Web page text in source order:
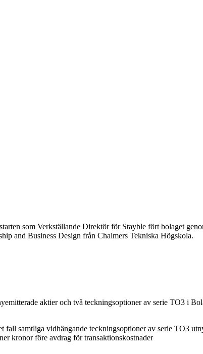
som Verkställande Direktör för Stayble fört bolaget
and Business Design från Chalmers Tekniska Högskola.
aktier och två teckningsoptioner av serie TO3 i
samtliga vidhängande teckningsoptioner av serie TO3
kronor före avdrag för transaktionskostnader